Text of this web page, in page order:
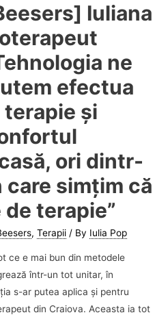
Iuliana
ne
efectua
şi
ori dintr-
care simţim că
terapie”
,Terapii / By Iulia Pop
ce e mai bun din metodele
într-un tot unitar, în
s-ar putea aplica şi pentru
din Craiova. Aceasta ia tot